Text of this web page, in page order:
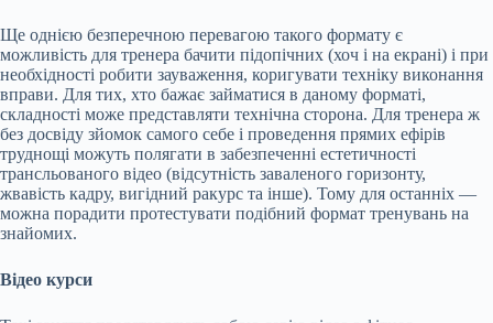
Ще однією безперечною перевагою такого формату є
можливість для тренера бачити підопічних (хоч і на екрані) і при
необхідності робити зауваження, коригувати техніку виконання
вправи. Для тих, хто бажає займатися в даному форматі,
складності може представляти технічна сторона. Для тренера ж
без досвіду зйомок самого себе і проведення прямих ефірів
труднощі можуть полягати в забезпеченні естетичності
трансльованого відео (відсутність заваленого горизонту,
жвавість кадру, вигідний ракурс та інше). Тому для останніх —
можна порадити протестувати подібний формат тренувань на
знайомих.
Відео курси